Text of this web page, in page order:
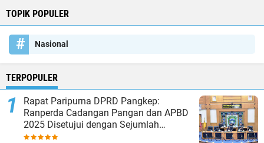
TOPIK POPULER
Nasional
TERPOPULER
Rapat Paripurna DPRD Pangkep:
Ranperda Cadangan Pangan dan APBD
2025 Disetujui dengan Sejumlah
Catatan